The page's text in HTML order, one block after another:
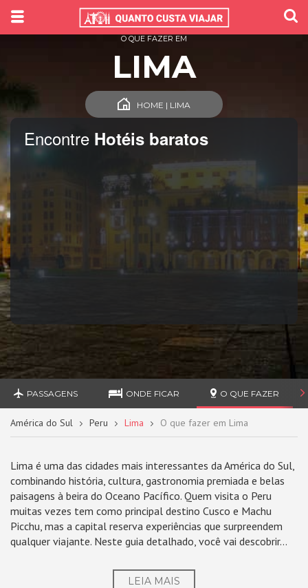
Encontre Hotéis baratos
O QUE FAZER EM
LIMA
HOME | LIMA
PASSAGENS ONDE FICAR O QUE FAZER
América do Sul Peru Lima O que fazer em Lima
Lima é uma das cidades mais interessantes da América do Sul,
combinando história, cultura, gastronomia premiada e belas
paisagens à beira do Oceano Pacífico. Quem visita o Peru
muitas vezes tem como principal destino Cusco e Machu
Picchu, mas a capital reserva experiências que surpreendem
qualquer viajante. Neste guia detalhado, você vai descobrir...
LEIA MAIS